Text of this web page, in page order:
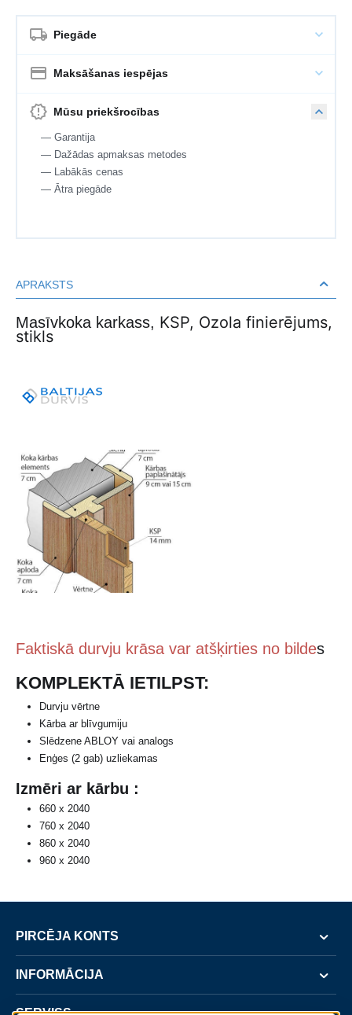
Piegāde
Maksāšanas iespējas
Mūsu priekšrocības
— Garantija
— Dažādas apmaksas metodes
— Labākās cenas
— Ātra piegāde
APRAKSTS
Masīvkoka karkass, KSP, Ozola finierējums,
stikls
Faktiskā durvju krāsa var atšķirties no bildes
KOMPLEKTĀ IETILPST:
Durvju vērtne
Kārba ar blīvgumiju
Slēdzene ABLOY vai analogs
Enģes (2 gab) uzliekamas
Izmēri ar kārbu :
660 x 2040
760 x 2040
860 x 2040
960 x 2040
PIRCĒJA KONTS
INFORMĀCIJA